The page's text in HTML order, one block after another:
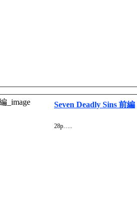
Seven Deadly Sins 前編
28p…..